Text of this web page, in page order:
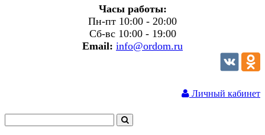
Часы работы:
Пн-пт 10:00 - 20:00
Сб-вс 10:00 - 19:00
Email: info@ordom.ru
Личный кабинет